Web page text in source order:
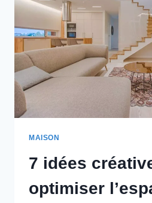
UNE
UNIQUE
MAISON
7 idées
optimiser